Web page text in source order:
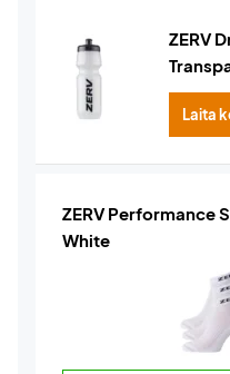
ZERV
Laita
ZERV Performance
White